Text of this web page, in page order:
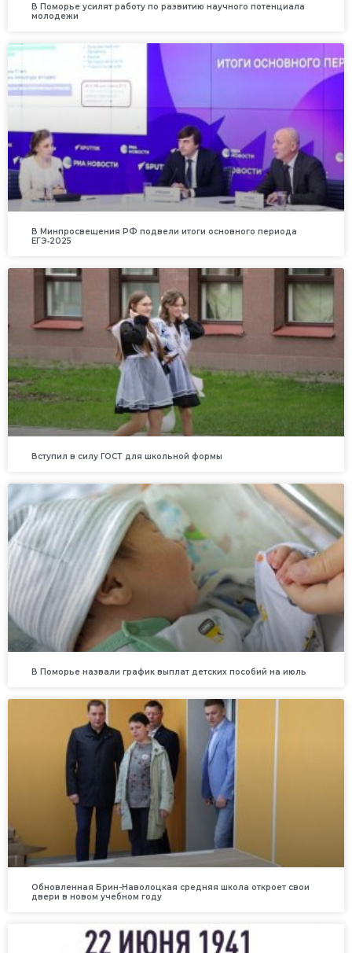
В Поморье усилят работу по развитию научного потенциала
молодежи
В Минпросвещения РФ подвели итоги основного периода
ЕГЭ‑2025
Вступил в силу ГОСТ для школьной формы
В Поморье назвали график выплат детских пособий на июль
Обновленная Брин-Наволоцкая средняя школа откроет свои
двери в новом учебном году